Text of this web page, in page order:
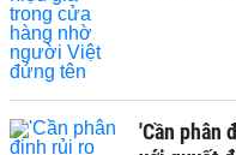
'Cần phân